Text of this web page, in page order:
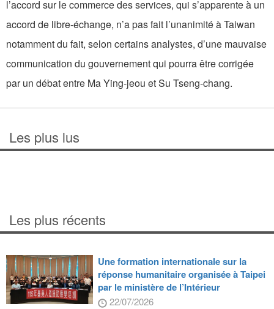
l’accord sur le commerce des services, qui s’apparente à un
accord de libre-échange, n’a pas fait l’unanimité à Taiwan
notamment du fait, selon certains analystes, d’une mauvaise
communication du gouvernement qui pourra être corrigée
par un débat entre Ma Ying-jeou et Su Tseng-chang.
Les plus lus
Les plus récents
Une formation internationale sur la
réponse humanitaire organisée à Taipei
par le ministère de l’Intérieur
22/07/2026